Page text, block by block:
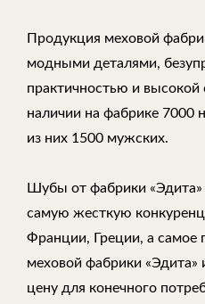
Продукция меховой
модными деталями,
практичностью и
наличии на фабрике 7000
из них 1500 мужских.
Шубы от фабрики
самую жесткую
Франции, Греции, а самое
меховой фабрики
цену для конечного